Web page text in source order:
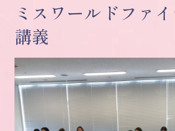
ミスワールドファ
講義